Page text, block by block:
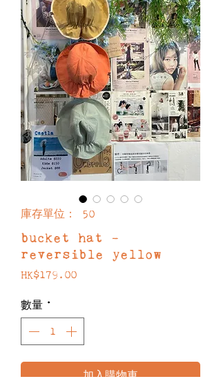
庫存單位： 50
bucket hat -
reversible yellow
HK$179.00價
數量 *
加入購物車